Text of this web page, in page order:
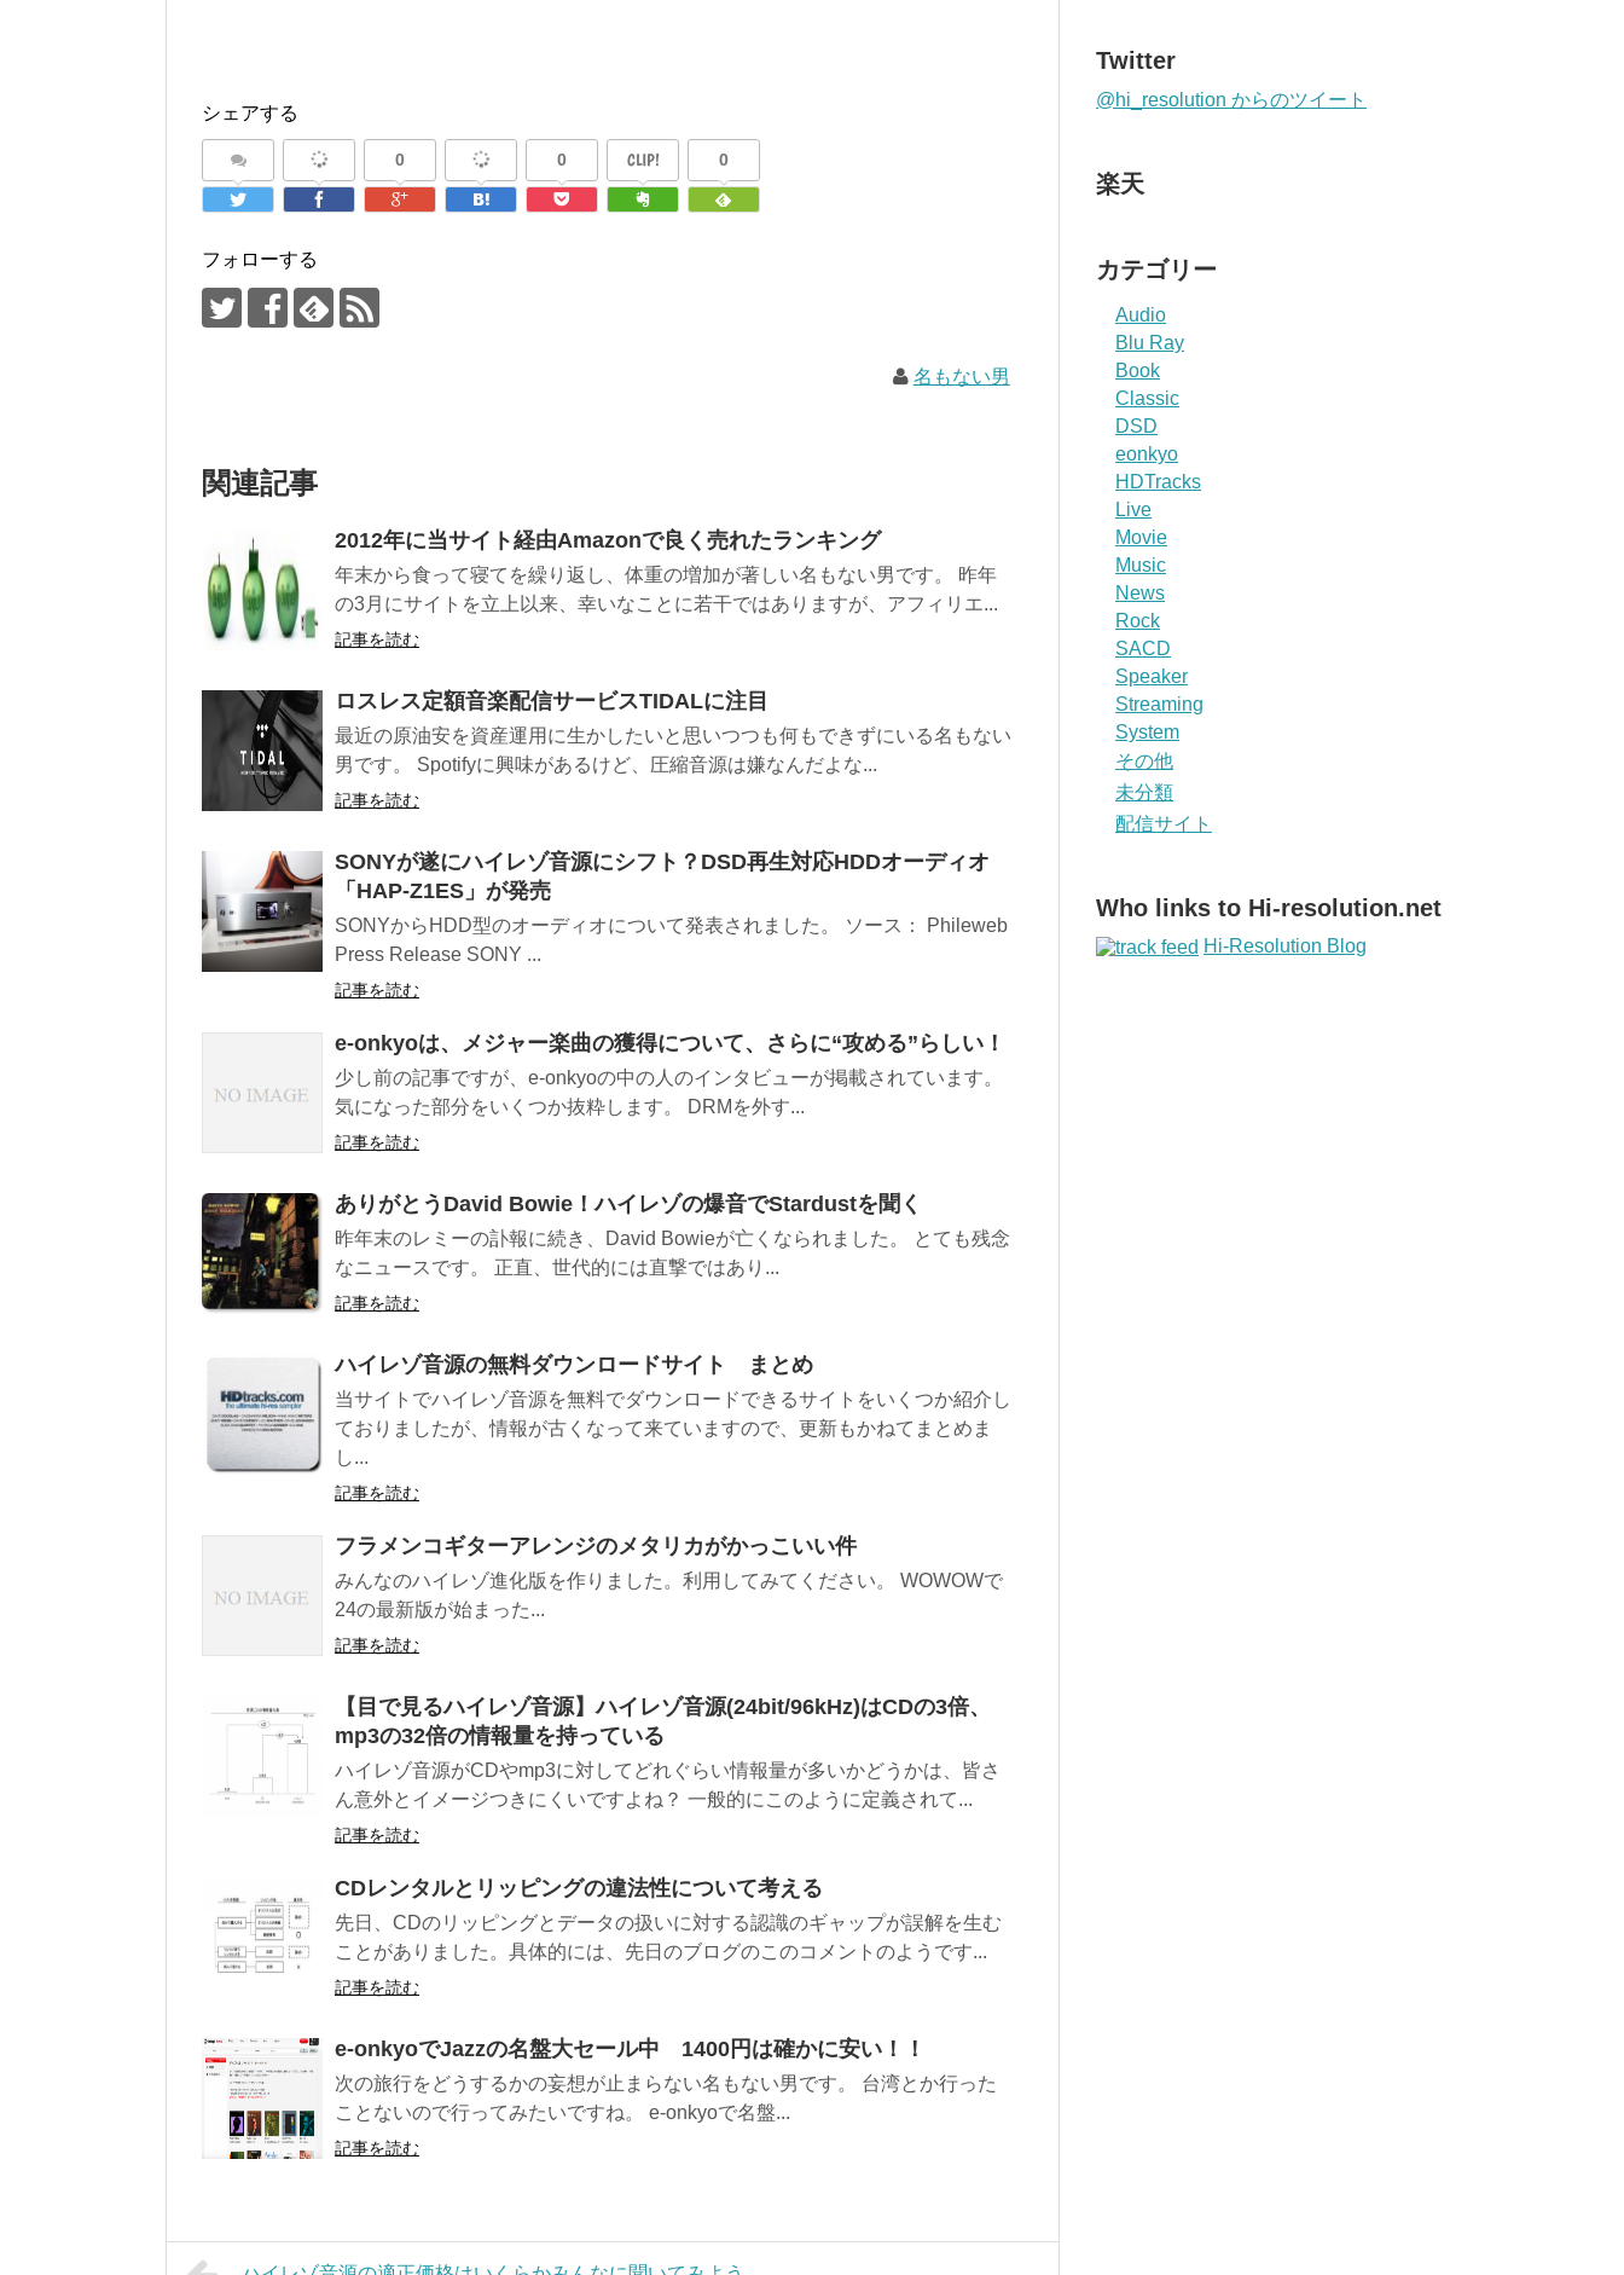
シェアする
0 0 CLIP! 0
フォローする
名もない男
関連記事
2012年に当サイト経由Amazonで良く売れたランキング
年末から食って寝てを繰り返し、体重の増加が著しい名もない男です。 昨年
の3月にサイトを立上以来、幸いなことに若干ではありますが、アフィリエ...
記事を読む
ロスレス定額音楽配信サービスTIDALに注目
最近の原油安を資産運用に生かしたいと思いつつも何もできずにいる名もない
男です。 Spotifyに興味があるけど、圧縮音源は嫌なんだよな...
記事を読む
SONYが遂にハイレゾ音源にシフト？DSD再生対応HDDオーディオ
「HAP-Z1ES」が発売
SONYからHDD型のオーディオについて発表されました。 ソース： Phileweb
Press Release SONY ...
記事を読む
e-onkyoは、メジャー楽曲の獲得について、さらに“攻める”らしい！
少し前の記事ですが、e-onkyoの中の人のインタビューが掲載されています。
気になった部分をいくつか抜粋します。 DRMを外す...
記事を読む
ありがとうDavid Bowie！ハイレゾの爆音でStardustを聞く
昨年末のレミーの訃報に続き、David Bowieが亡くなられました。 とても残念
なニュースです。 正直、世代的には直撃ではあり...
記事を読む
ハイレゾ音源の無料ダウンロードサイト まとめ
当サイトでハイレゾ音源を無料でダウンロードできるサイトをいくつか紹介し
ておりましたが、情報が古くなって来ていますので、更新もかねてまとめま
し...
記事を読む
フラメンコギターアレンジのメタリカがかっこいい件
みんなのハイレゾ進化版を作りました。利用してみてください。 WOWOWで
24の最新版が始まった...
記事を読む
【目で見るハイレゾ音源】ハイレゾ音源(24bit/96kHz)はCDの3倍、
mp3の32倍の情報量を持っている
ハイレゾ音源がCDやmp3に対してどれぐらい情報量が多いかどうかは、皆さ
ん意外とイメージつきにくいですよね？ 一般的にこのように定義されて...
記事を読む
CDレンタルとリッピングの違法性について考える
先日、CDのリッピングとデータの扱いに対する認識のギャップが誤解を生む
ことがありました。具体的には、先日のブログのこのコメントのようです...
記事を読む
e-onkyoでJazzの名盤大セール中 1400円は確かに安い！！
次の旅行をどうするかの妄想が止まらない名もない男です。 台湾とか行った
ことないので行ってみたいですね。 e-onkyoで名盤...
記事を読む
Twitter
@hi_resolution からのツイート
楽天
カテゴリー
Audio
Blu Ray
Book
Classic
DSD
eonkyo
HDTracks
Live
Movie
Music
News
Rock
SACD
Speaker
Streaming
System
その他
未分類
配信サイト
Who links to Hi-resolution.net
Hi-Resolution Blog